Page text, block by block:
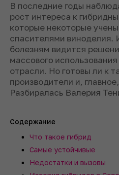
В последние годы
рост интереса к
которые некоторые
спасителями виноделия.
болезням видится
массового
отрасли. Но готовы ли к
производители и,
Разбиралась Валерия
Содержание
Что такое гибрид
Самые устойчивые
Недостатки и вызовы